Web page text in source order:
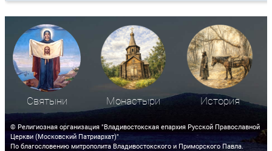
Святыни Монастыри История
© Религиозная организация "Владивостокская епархия Русской Православной
Церкви (Московский Патриархат)"
По благословению митрополита Владивостокского и Приморского Павла.